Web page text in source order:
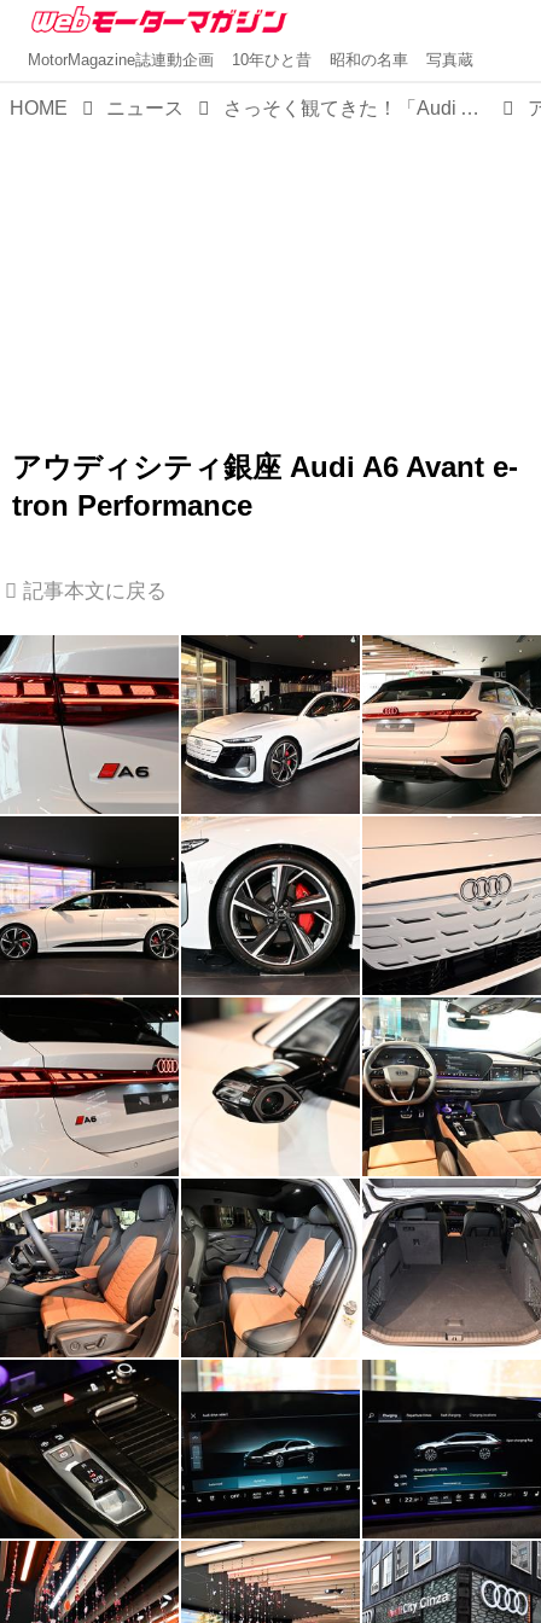
MotorMagazine誌連動企画 10年ひと昔 昭和の名車 写真蔵
HOME ニュース さっそく観てきた！「Audi A6 Avant e-tron」アウディシティ銀座にて先行公開中
アウディシティ銀座 Audi A6 Avant e-
tron Performance
記事本文に戻る